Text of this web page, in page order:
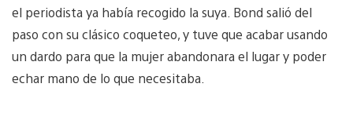
el periodista ya había recogido la suya. Bond salió del
paso con su clásico coqueteo, y tuve que acabar usando
un dardo para que la mujer abandonara el lugar y poder
echar mano de lo que necesitaba.